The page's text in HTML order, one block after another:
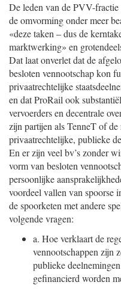
De leden van de PVV-
de omvorming onder meer
«deze taken – dus de
marktwerking» en
Dat laat onverlet dat de
besloten vennootschap kon
privaatrechtelijke
en dat ProRail ook
vervoerders en decentrale
zijn partijen als TenneT of
privaatrechtelijke, publieke
En er zijn veel bv’s zonder
vorm van besloten
persoonlijke
voordeel vallen van spoorse
de spoorketen met andere
volgende vragen:
a. Hoe verklaart de
vennootschappen zijn
publieke
gefinancierd worden